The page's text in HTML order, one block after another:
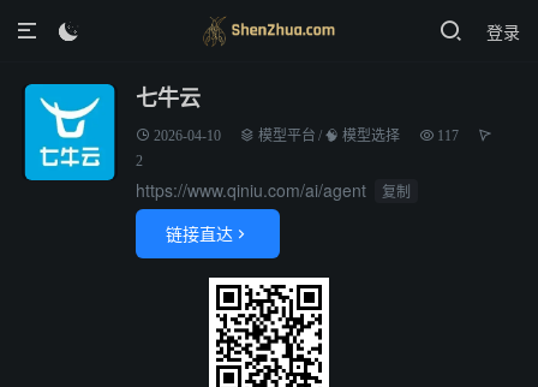
登录

七牛云
2026-04-10 模型平台 / 🧠 模型选择
117
2
https://www.qiniu.com/ai/agent 复制
链接直达 